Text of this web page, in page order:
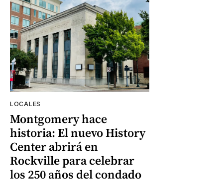
LOCALES
Montgomery hace
historia: El nuevo History
Center abrirá en
Rockville para celebrar
los 250 años del condado